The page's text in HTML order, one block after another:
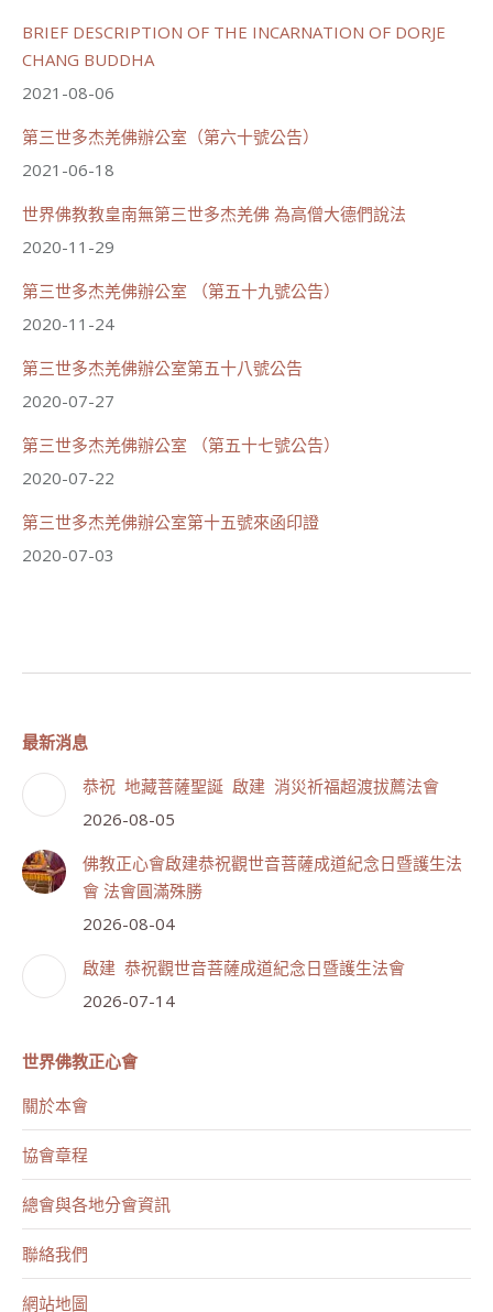
載入更多
BRIEF DESCRIPTION OF THE INCARNATION OF DORJE
CHANG BUDDHA
2021-08-06
第三世多杰羌佛辦公室（第六十號公告）
2021-06-18
世界佛教教皇南無第三世多杰羌佛 為高僧大德們說法
2020-11-29
第三世多杰羌佛辦公室 （第五十九號公告）
2020-11-24
第三世多杰羌佛辦公室第五十八號公告
2020-07-27
第三世多杰羌佛辦公室 （第五十七號公告）
2020-07-22
第三世多杰羌佛辦公室第十五號來函印證
2020-07-03
最新消息
恭祝 地藏菩薩聖誕 啟建 消災祈福超渡拔薦法會
2026-08-05
佛教正心會啟建恭祝觀世音菩薩成道紀念日暨護生法
會 法會圓滿殊勝
2026-08-04
啟建 恭祝觀世音菩薩成道紀念日暨護生法會
2026-07-14
世界佛教正心會
關於本會
協會章程
總會與各地分會資訊
聯絡我們
網站地圖